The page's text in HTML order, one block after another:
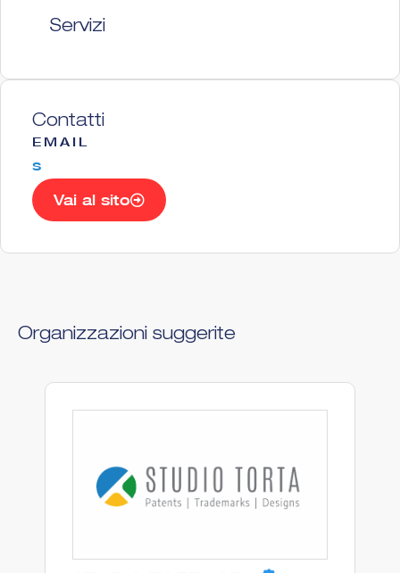
Servizi
Contatti
EMAIL
s
Vai al sito
Organizzazioni suggerite